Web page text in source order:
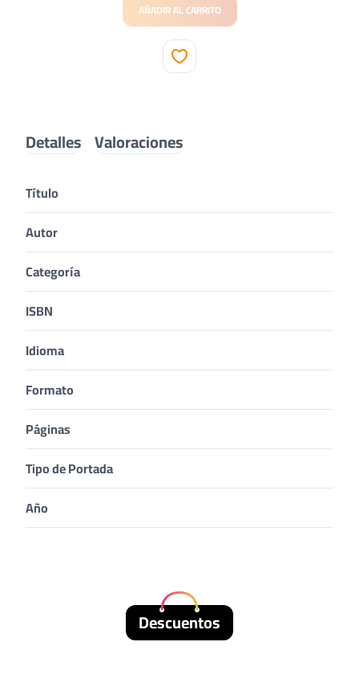
AÑADIR AL CARRITO
Detalles Valoraciones
Título
Autor
Categoría
ISBN
Idioma
Formato
Páginas
Tipo de Portada
Año
Descuentos